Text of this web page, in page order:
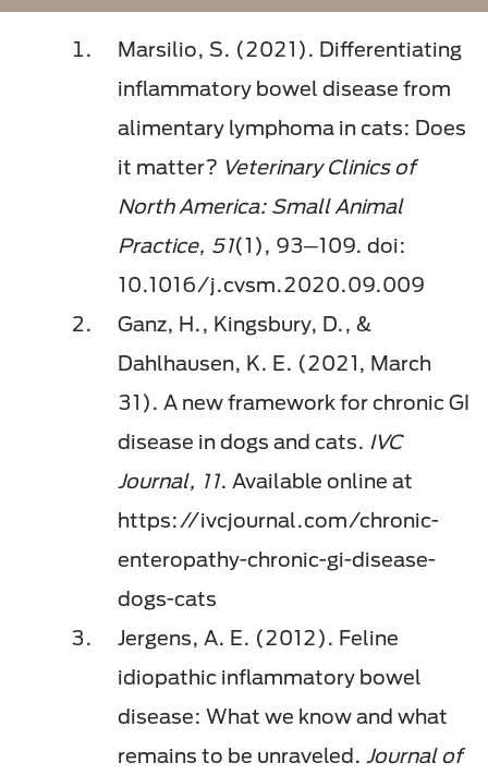
Marsilio, S. (2021). Differentiating
inflammatory bowel disease from
alimentary lymphoma in cats: Does
it matter? Veterinary Clinics of
North America: Small Animal
Practice, 51(1), 93─109. doi:
10.1016/j.cvsm.2020.09.009
Ganz, H., Kingsbury, D., &
Dahlhausen, K. E. (2021, March
31). A new framework for chronic GI
disease in dogs and cats. IVC
Journal, 11. Available online at
https://ivcjournal.com/chronic-
enteropathy-chronic-gi-disease-
dogs-cats
Jergens, A. E. (2012). Feline
idiopathic inflammatory bowel
disease: What we know and what
remains to be unraveled. Journal of